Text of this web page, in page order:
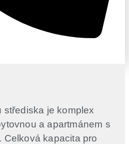
střediska je komplex
a apartmánem s
Celková kapacita pro